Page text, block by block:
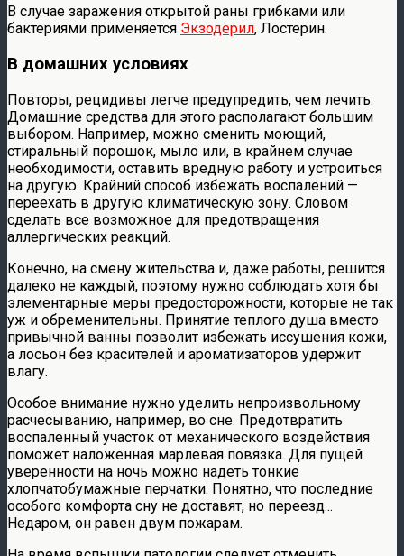
В случае заражения открытой раны грибками или
бактериями применяется Экзодерил, Лостерин.
В домашних условиях
Повторы, рецидивы легче предупредить, чем лечить.
Домашние средства для этого располагают большим
выбором. Например, можно сменить моющий,
стиральный порошок, мыло или, в крайнем случае
необходимости, оставить вредную работу и устроиться
на другую. Крайний способ избежать воспалений —
переехать в другую климатическую зону. Словом
сделать все возможное для предотвращения
аллергических реакций.
Конечно, на смену жительства и, даже работы, решится
далеко не каждый, поэтому нужно соблюдать хотя бы
элементарные меры предосторожности, которые не так
уж и обременительны. Принятие теплого душа вместо
привычной ванны позволит избежать иссушения кожи,
а лосьон без красителей и ароматизаторов удержит
влагу.
Особое внимание нужно уделить непроизвольному
расчесыванию, например, во сне. Предотвратить
воспаленный участок от механического воздействия
поможет наложенная марлевая повязка. Для пущей
уверенности на ночь можно надеть тонкие
хлопчатобумажные перчатки. Понятно, что последние
особого комфорта сну не доставят, но переезд...
Недаром, он равен двум пожарам.